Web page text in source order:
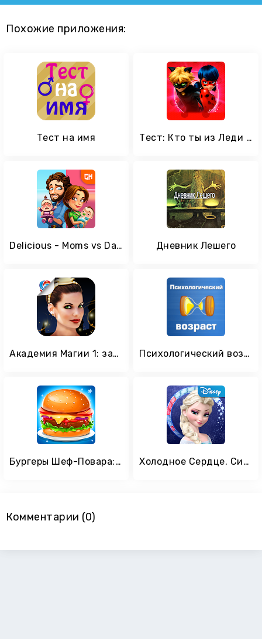
Похожие приложения:
Тест на имя Тест: Кто ты из Леди Баг и Супер Кот?
Delicious - Moms vs Dads Дневник Лешего
Академия Магии 1: замок тайн Психологический возраст
Бургеры Шеф-Повара: Игры о Еде Холодное Сердце. Сияние
Комментарии (0)